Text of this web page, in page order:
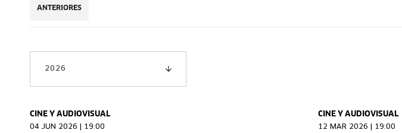
ANTERIORES
2026
CINE Y AUDIOVISUAL
04 JUN 2026 | 19:00
CINE Y AUDIOVISUAL
12 MAR 2026 | 19:00